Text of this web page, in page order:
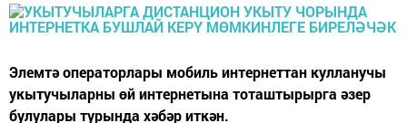
Элемтә операторлары мобиль интернеттан кулланучы
укытучыларны өй интернетына тоташтырырга әзер
булулары турында хәбәр иткән.